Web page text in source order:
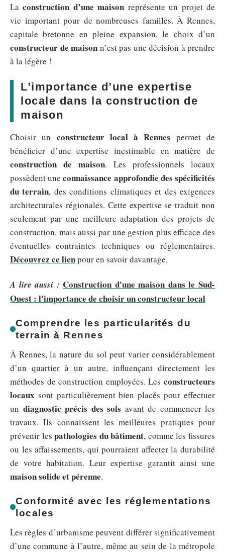
Laconstruction d’une maison représente un projet de
vie important pour de nombreuses familles. À Rennes,
capitale bretonne en pleine expansion, le choix d’un
constructeur de maison n’est pas une décision à prendre
à la légère !
L’importance d’une expertise
locale dans la construction de
maison
Choisir un constructeur local à Rennes permet de
bénéficier d’une expertise inestimable en matière de
construction de maison. Les professionnels locaux
possèdent uneconnaissance approfondie des spécificités
du terrain, des conditions climatiques et des exigences
architecturales régionales. Cette expertise se traduit non
seulement par une meilleure adaptation des projets de
construction, mais aussi par une gestion plus efficace des
éventuelles contraintes techniques ou réglementaires.
Découvrez ce lienpour en savoir davantage.
A lire aussi : Construction d'une maison dans le Sud-
Ouest : l'importance de choisir un constructeur local
Comprendre les particularités du
terrain à Rennes
À Rennes, la nature du sol peut varier considérablement
d’un quartier à un autre, influençant directement les
méthodes de construction employées. Les constructeurs
locaux sont particulièrement bien placés pour effectuer
un diagnostic précis des sols avant de commencer les
travaux. Ils connaissent les meilleures pratiques pour
prévenir lespathologies du bâtiment, comme les fissures
ou les affaissements, qui pourraient affecter la durabilité
de votre habitation. Leur expertise garantit ainsi une
maison solide et pérenne.
Conformité avec les réglementations
locales
Les règles d’urbanisme peuvent différer significativement
d’une commune à l’autre, même au sein de la métropole